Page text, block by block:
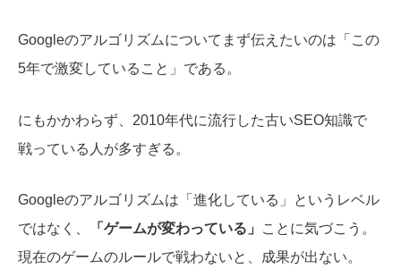
Googleのアルゴリズムについてまず伝えたいのは「この
5年で激変していること」である。
にもかかわらず、2010年代に流行した古いSEO知識で
戦っている人が多すぎる。
Googleのアルゴリズムは「進化している」というレベル
ではなく、
「ゲームが変わっている」
ことに気づこう。
現在のゲームのルールで戦わないと、成果が出ない。